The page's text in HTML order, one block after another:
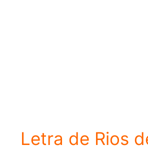
Letra de Rios